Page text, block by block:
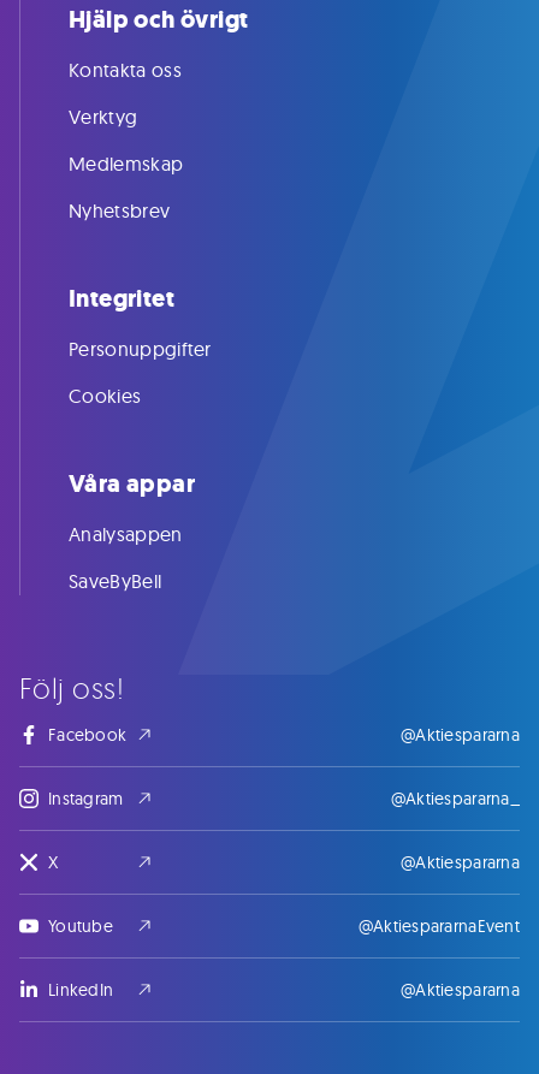
Följ oss!
Facebook @Aktiespararna
Instagram @Aktiespararna_
X @Aktiespararna
Youtube @AktiespararnaEvent
LinkedIn @Aktiespararna
Hjälp och övrigt
Kontakta oss
Verktyg
Medlemskap
Nyhetsbrev
Integritet
Personuppgifter
Cookies
Våra appar
Analysappen
SaveByBell